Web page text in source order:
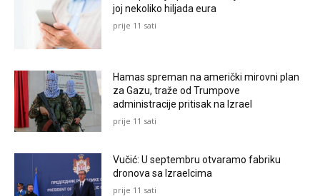
joj nekoliko hiljada eura
prije 11 sati
Hamas spreman na američki mirovni plan
za Gazu, traže od Trumpove
administracije pritisak na Izrael
prije 11 sati
Vučić: U septembru otvaramo fabriku
dronova sa Izraelcima
prije 11 sati